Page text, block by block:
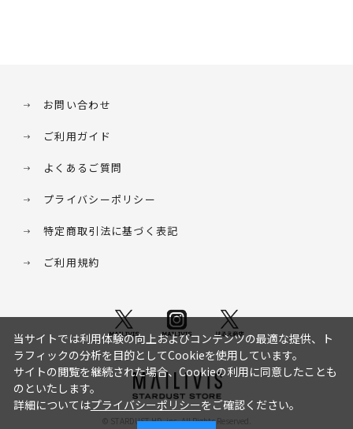
お問い合わせ
ご利用ガイド
よくあるご質問
プライバシーポリシー
特定商取引法に基づく表記
ご利用規約
© STARDUST HD. inc. All Rights Reserved.
当サイトでは利用体験の向上およびコンテンツの最適な提供、ト
ラフィックの分析を目的としてCookieを使用しています。
サイトの閲覧を継続された場合、Cookieの利用に同意したことも
のといたします。
詳細についてはプライバシーポリシーをご確認ください。